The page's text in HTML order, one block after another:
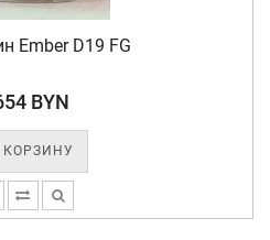
Ember D19 FG
BYN
КОРЗИНУ